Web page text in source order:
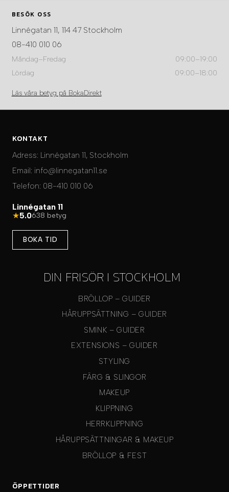
BESÖK OSS
Linnégatan 11, 114 47 Stockholm
08-410 010 06
Måndag–Fredag
09:00–19:00
Lördag
09:00–18:00
Läs våra betyg på BokaDirekt
KONTAKT
Adress: Linnégatan 11, Stockholm
Email: info@linnegatan11.se
Telefon: 08-410 010 06
Linnégatan 11
★5.0638 betyg
BOKA TID
DIN FRISÖR I STOCKHOLM
BRÖLLOP – GUIDER
HÅRUPPSÄTTNING – GUIDER
SMINK – GUIDER
EXTENSIONS – GUIDER
STYLING
FÄRG & SLINGOR
MAKEUP
KLIPPNING
HERRKLIPPNING
HÅRUPPSÄTTNINGAR & MAKEUP
BRÖLLOP & FEST
ÖPPETTIDER